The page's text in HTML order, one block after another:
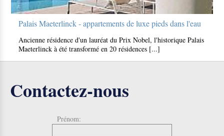
Palais Maeterlinck - appartements de luxe pieds dans l'eau
Ancienne résidence d'un lauréat du Prix Nobel, l'historique Palais
Maeterlinck à été transformé en 20 résidences [...]
Contactez-nous
Prénom: